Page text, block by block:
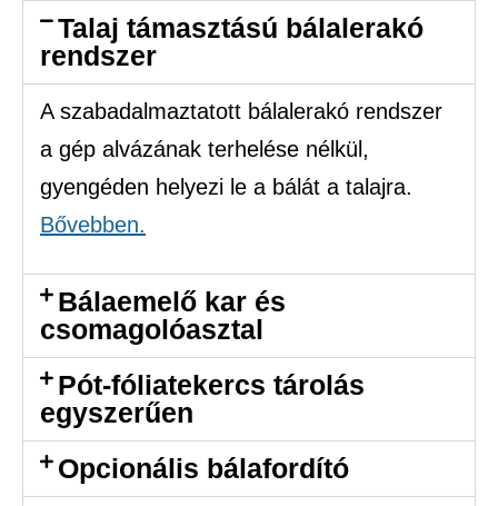
Talaj támasztású bálalerakó
rendszer
A szabadalmaztatott bálalerakó rendszer
a gép alvázának terhelése nélkül,
gyengéden helyezi le a bálát a talajra.
Bővebben.
Bálaemelő kar és
csomagolóasztal
Pót-fóliatekercs tárolás
egyszerűen
Opcionális bálafordító